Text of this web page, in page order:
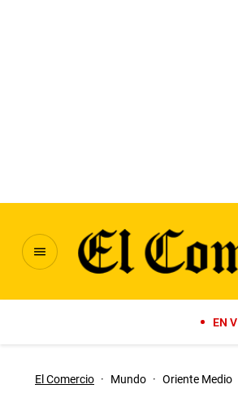
EN
El Comercio · Mundo · Oriente Medio